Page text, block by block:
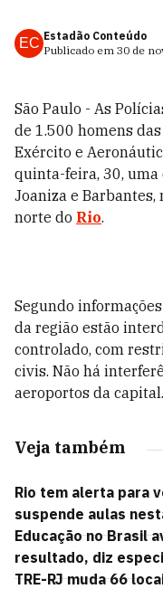
EC Estadão Conteúdo
Publicado em 30 de
São Paulo - As
de 1.500 homens
Exército e
quinta-feira, 30, uma
Joaniza e Barbantes,
norte do Rio.
Segundo
da região estão
controlado, com
civis. Não há
aeroportos da capital.
Veja também
Rio tem alerta para
suspende aulas
Educação no Brasil
resultado, diz
TRE-RJ muda 66